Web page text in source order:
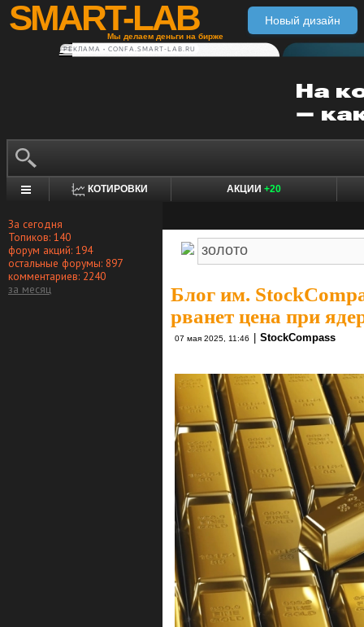
SMART-LAB
Мы делаем деньги на бирже
Новый дизайн
РЕКЛАМА • CONFA.SMART-LAB.RU
КОТИРОВКИ АКЦИИ +20
За сегодня
Топиков: 140
форум акций: 194
остальные форумы: 897
комментариев: 2240
за месяц
Блог им.
рванет цена при
07 мая 2025, 11:46 StockCompass